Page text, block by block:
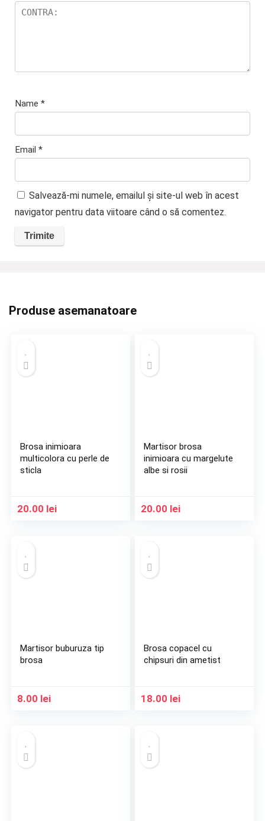
Name *
Email *
Salvează-mi numele, emailul și site-ul web în acest
navigator pentru data viitoare când o să comentez.
Produse asemanatoare
Brosa inimioara
multicolora cu perle de
sticla
20.00 lei
Martisor brosa
inimioara cu margelute
albe si rosii
20.00 lei
Martisor buburuza tip
brosa
8.00 lei
Brosa copacel cu
chipsuri din ametist
18.00 lei